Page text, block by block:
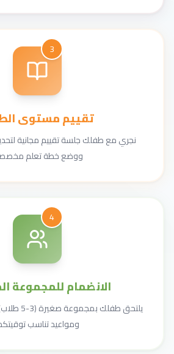
3
تقييم مستوى
نجري مع طفلك جلسة تقييم مجانية
ووضع خطة تعلم
4
الانضمام للمجموعة
يلتحق
ومواعيد تناسب